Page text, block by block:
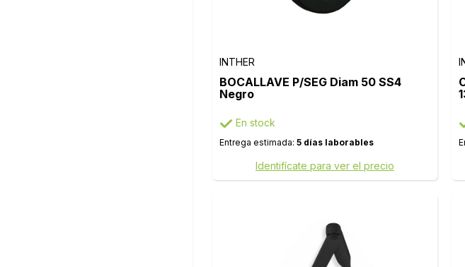
INTHER
BOCALLAVE P/SEG Diam 50 SS4
Negro
En stock
Entrega estimada: 5 días laborables
Identifícate para ver el precio